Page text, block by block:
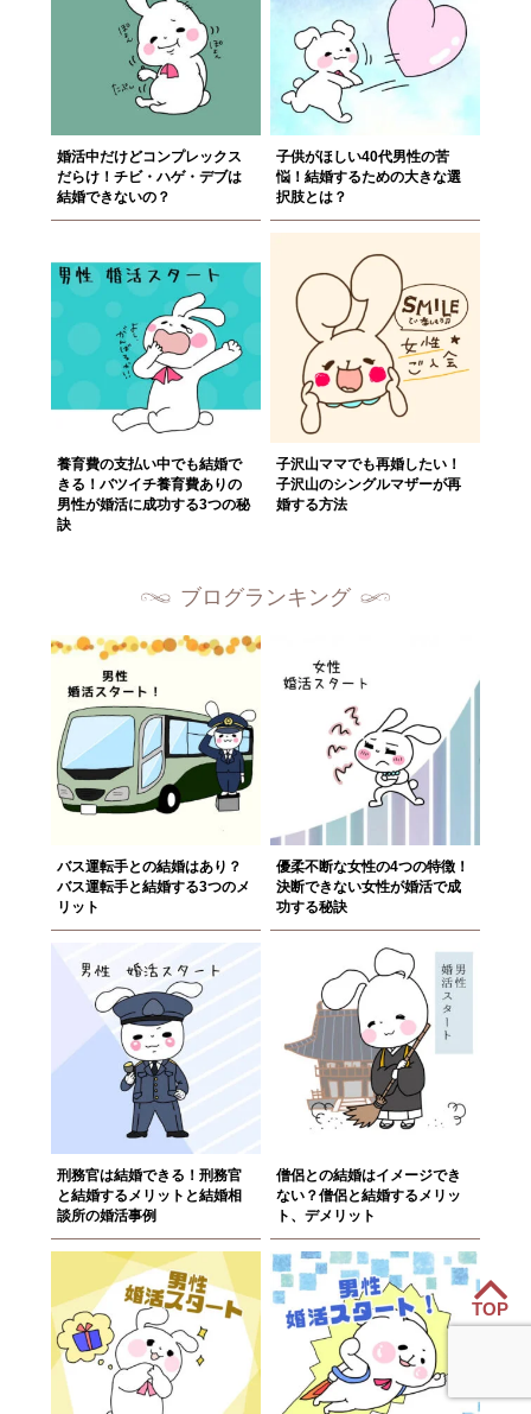
婚活中だけどコンプレックス
だらけ！チビ・ハゲ・デブは
結婚できないの？
子供がほしい40代男性の苦
悩！結婚するための大きな選
択肢とは？
養育費の支払い中でも結婚で
きる！バツイチ養育費ありの
男性が婚活に成功する3つの秘
訣
子沢山ママでも再婚したい！
子沢山のシングルマザーが再
婚する方法
ブログランキング
バス運転手との結婚はあり？
バス運転手と結婚する3つのメ
リット
優柔不断な女性の4つの特徴！
決断できない女性が婚活で成
功する秘訣
刑務官は結婚できる！刑務官
と結婚するメリットと結婚相
談所の婚活事例
僧侶との結婚はイメージでき
ない？僧侶と結婚するメリッ
ト、デメリット
TOP